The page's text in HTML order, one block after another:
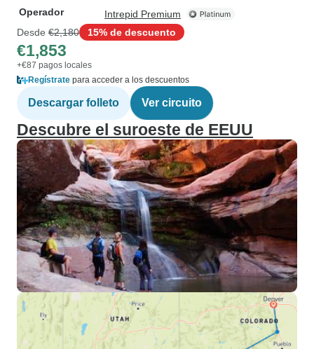
Operador
Intrepid Premium
Desde €2,180 15% de descuento
€1,853
+€87 pagos locales
Regístrate para acceder a los descuentos
Descargar folleto Ver circuito
Descubre el suroeste de EEUU